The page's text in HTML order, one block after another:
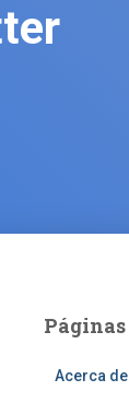
Páginas
Acerca de